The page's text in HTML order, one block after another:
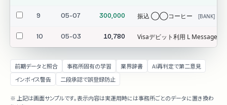
9 05-07 300,000 振込 ◯◯コーヒー [BANK]
10 05-03 10,780 Visaデビット利用 L Message
前期データと照合 事務所固有の学習 業界辞書
AI再判定で第二意見
インボイス警告
二段承認で誤登録防止
※ 上記は画面サンプルです。表示内容は実運用時には事務所ごとのデータに置き換わ